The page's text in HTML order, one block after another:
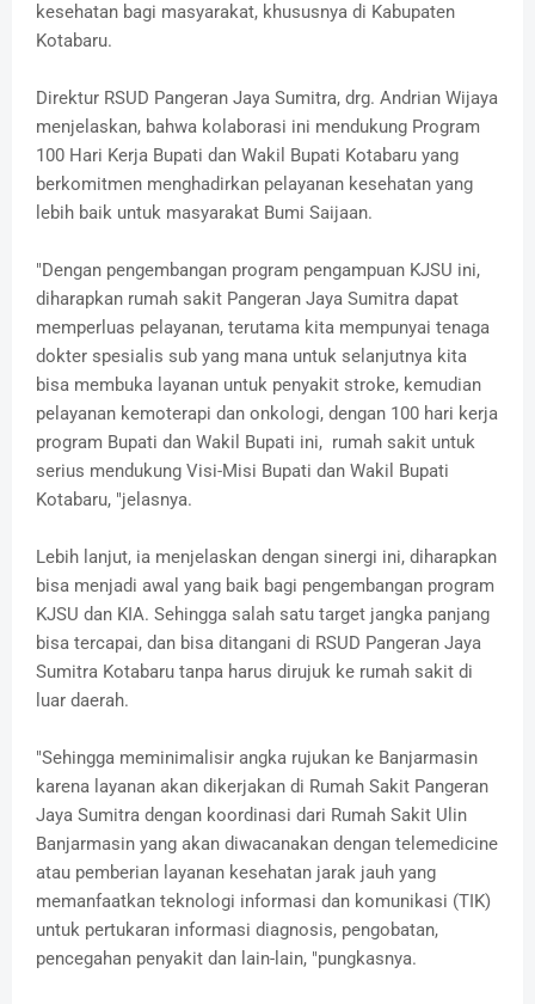
kesehatan bagi masyarakat, khususnya di Kabupaten
Kotabaru.
Direktur RSUD Pangeran Jaya Sumitra, drg. Andrian Wijaya
menjelaskan, bahwa kolaborasi ini mendukung Program
100 Hari Kerja Bupati dan Wakil Bupati Kotabaru yang
berkomitmen menghadirkan pelayanan kesehatan yang
lebih baik untuk masyarakat Bumi Saijaan.
"Dengan pengembangan program pengampuan KJSU ini,
diharapkan rumah sakit Pangeran Jaya Sumitra dapat
memperluas pelayanan, terutama kita mempunyai tenaga
dokter spesialis sub yang mana untuk selanjutnya kita
bisa membuka layanan untuk penyakit stroke, kemudian
pelayanan kemoterapi dan onkologi, dengan 100 hari kerja
program Bupati dan Wakil Bupati ini, rumah sakit untuk
serius mendukung Visi-Misi Bupati dan Wakil Bupati
Kotabaru, "jelasnya.
Lebih lanjut, ia menjelaskan dengan sinergi ini, diharapkan
bisa menjadi awal yang baik bagi pengembangan program
KJSU dan KIA. Sehingga salah satu target jangka panjang
bisa tercapai, dan bisa ditangani di RSUD Pangeran Jaya
Sumitra Kotabaru tanpa harus dirujuk ke rumah sakit di
luar daerah.
"Sehingga meminimalisir angka rujukan ke Banjarmasin
karena layanan akan dikerjakan di Rumah Sakit Pangeran
Jaya Sumitra dengan koordinasi dari Rumah Sakit Ulin
Banjarmasin yang akan diwacanakan dengan telemedicine
atau pemberian layanan kesehatan jarak jauh yang
memanfaatkan teknologi informasi dan komunikasi (TIK)
untuk pertukaran informasi diagnosis, pengobatan,
pencegahan penyakit dan lain-lain, "pungkasnya.